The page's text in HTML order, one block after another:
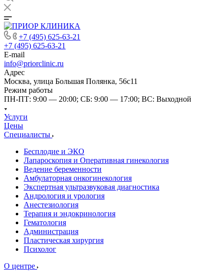
+7 (495) 625-63-21
+7 (495) 625-63-21
E-mail
info@priorclinic.ru
Адрес
Москва, улица Большая Полянка, 56с11
Режим работы
ПН-ПТ: 9:00 — 20:00; СБ: 9:00 — 17:00; ВС: Выходной
Услуги
Цены
Специалисты
Бесплодие и ЭКО
Лапароскопия и Оперативная гинекология
Ведение беременности
Амбулаторная онкогинекология
Экспертная ультразвуковая диагностика
Андрология и урология
Анестезиология
Терапия и эндокринология
Гематология
Администрация
Пластическая хирургия
Психолог
О центре